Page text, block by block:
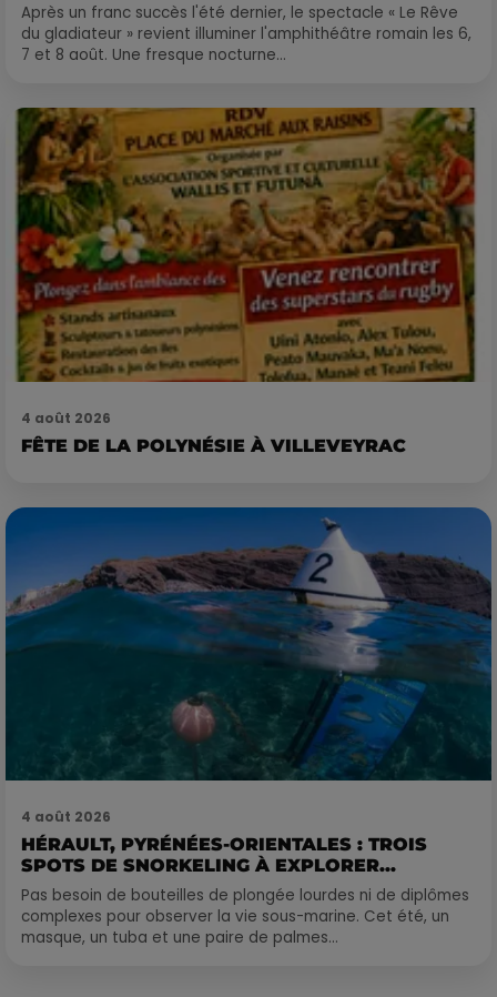
Après un franc succès l'été dernier, le spectacle « Le Rêve
du gladiateur » revient illuminer l'amphithéâtre romain les 6,
7 et 8 août. Une fresque nocturne...
4 août 2026
FÊTE DE LA POLYNÉSIE À VILLEVEYRAC
4 août 2026
HÉRAULT, PYRÉNÉES-ORIENTALES : TROIS
SPOTS DE SNORKELING À EXPLORER...
Pas besoin de bouteilles de plongée lourdes ni de diplômes
complexes pour observer la vie sous-marine. Cet été, un
masque, un tuba et une paire de palmes...